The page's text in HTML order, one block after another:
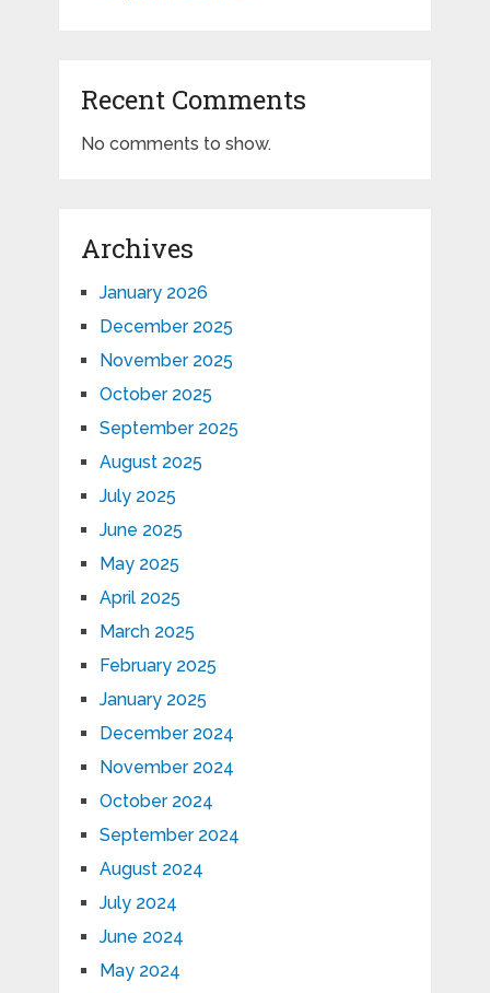
Recent Comments
No comments to show.
Archives
January 2026
December 2025
November 2025
October 2025
September 2025
August 2025
July 2025
June 2025
May 2025
April 2025
March 2025
February 2025
January 2025
December 2024
November 2024
October 2024
September 2024
August 2024
July 2024
June 2024
May 2024